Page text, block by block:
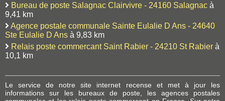
Bureau de poste Salagnac Clairvivre - 24160 Salagnac à
9,41 km
Agence postale communale Sainte Eulalie D Ans - 24640
Ste Eulalie D Ans à 9,83 km
Relais poste commercant Saint Rabier - 24210 St Rabier à
10,1 km
Le service de notre site internet recense et met à jour les
informations sur les bureaux de poste, les agences postales